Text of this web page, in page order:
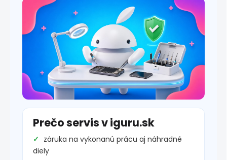
Prečo servis v iguru.sk
záruka na vykonanú prácu aj náhradné
diely